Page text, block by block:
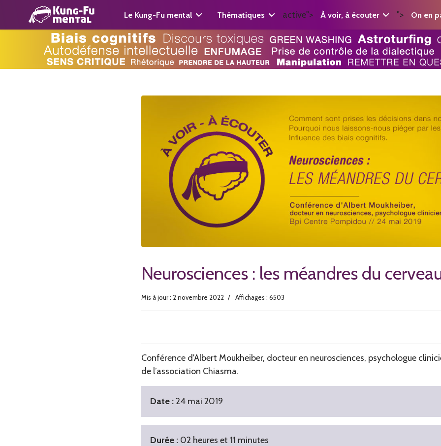
Le Kung-Fu mental Thématiques active"> À voir, à écouter "> On en
Neurosciences : les méandres du
Mis à jour : 2 novembre 2022 Affichages : 6503
Conférence d'Albert Moukheiber, docteur en neurosciences, psychologue
de l’association Chiasma.
Date :24 mai 2019
Durée : 02 heures et 11 minutes